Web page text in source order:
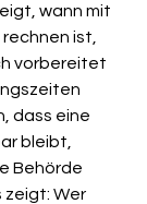
wann mit
ist,
vorbereitet
dass eine
bleibt,
Behörde
zeigt: Wer